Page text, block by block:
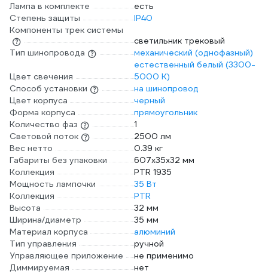
Лампа в комплекте
есть
Степень защиты
IP40
Компоненты трек системы
светильник трековый
Тип шинопровода
механический (однофазный)
Цвет свечения
естественный белый (3300-
5000 К)
Способ установки
на шинопровод
Цвет корпуса
черный
Форма корпуса
прямоугольник
Количество фаз
1
Световой поток
2500 лм
Вес нетто
0.39 кг
Габариты без упаковки
607x35x32 мм
Коллекция
PTR 1935
Мощность лампочки
35 Вт
Коллекция
PTR
Высота
32 мм
Ширина/диаметр
35 мм
Материал корпуса
алюминий
Тип управления
ручной
Управляющее приложение
не применимо
Диммируемая
нет